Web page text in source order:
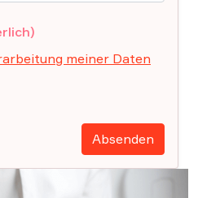
meiner Daten
Absenden